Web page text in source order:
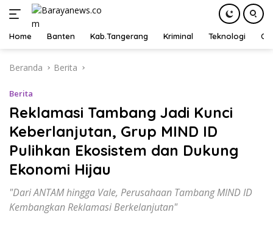
Home Banten Kab.Tangerang Kriminal Teknologi
Beranda Berita
Berita
Reklamasi Tambang Jadi Kunci
Keberlanjutan, Grup MIND ID
Pulihkan Ekosistem dan Dukung
Ekonomi Hijau
"Dari ANTAM hingga Vale, Perusahaan Tambang MIND ID
Kembangkan Reklamasi Berkelanjutan"